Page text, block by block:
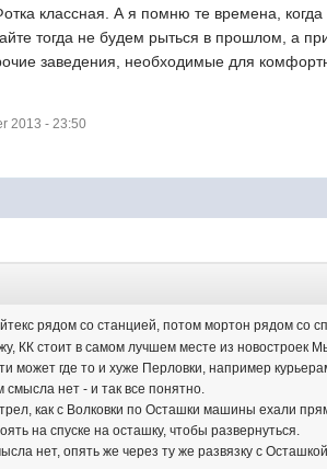
классная. А я помню те времена,
тогда не будем рыться в прошлом, а
заведения, необходимые для
2013 - 23:50
рядом со станцией, потом мортон рядом со
КК стоит в самом лучшем месте из новостроек
может где то и хуже Перловки, например
смысла нет - и так все понятно.
как с Волковки по Осташки машины ехали
на спуске на осташку, чтобы развернуться.
нет, опять же через ту же развязку с